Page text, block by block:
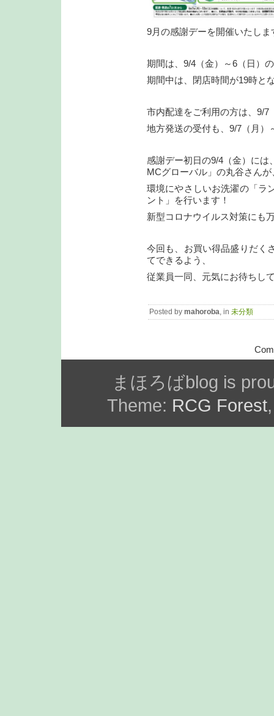
9月の感謝デーを開催いたしま
期間は、9/4（金）～6（日）
期間中は、閉店時間が19時と
市内配達をご利用の方は、9/7
地方発送の受付も、9/7（月）
感謝デー初日の9/4（金）には
MCグローバル」の丸谷さんが
環境にやさしいお洗濯の「ラ
ント」を行います！
新型コロナウイルス対策にも
今回も、お買い得品盛りだく
てできるよう、
従業員一同、元気にお待ちし
Posted by mahoroba , in 未分類
まほろばblog is
Theme: RCG Forest